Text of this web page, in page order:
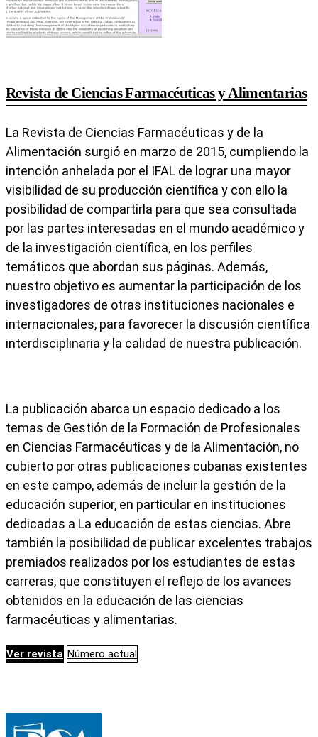
Revista de Ciencias Farmacéuticas y Alimentarias
La Revista de Ciencias Farmacéuticas y de la
Alimentación surgió en marzo de 2015, cumpliendo la
intención anhelada por el IFAL de lograr una mayor
visibilidad de su producción científica y con ello la
posibilidad de compartirla para que sea consultada
por las partes interesadas en el mundo académico y
de la investigación científica, en los perfiles
temáticos que abordan sus páginas. Además,
nuestro objetivo es aumentar la participación de los
investigadores de otras instituciones nacionales e
internacionales, para favorecer la discusión científica
interdisciplinaria y la calidad de nuestra publicación.
La publicación abarca un espacio dedicado a los
temas de Gestión de la Formación de Profesionales
en Ciencias Farmacéuticas y de la Alimentación, no
cubierto por otras publicaciones cubanas existentes
en este campo, además de incluir la gestión de la
educación superior, en particular en instituciones
dedicadas a La educación de estas ciencias. Abre
también la posibilidad de publicar excelentes trabajos
premiados realizados por los estudiantes de estas
carreras, que constituyen el reflejo de los avances
obtenidos en la educación de las ciencias
farmacéuticas y alimentarias.
Ver revista Número actual